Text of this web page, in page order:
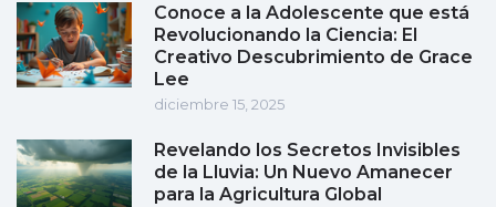
Conoce a la Adolescente que está
Revolucionando la Ciencia: El
Creativo Descubrimiento de Grace
Lee
diciembre 15, 2025
Revelando los Secretos Invisibles
de la Lluvia: Un Nuevo Amanecer
para la Agricultura Global